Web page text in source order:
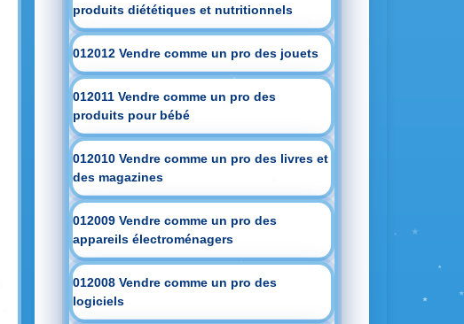
produits diététiques et nutritionnels
012012 Vendre comme un pro des jouets
012011 Vendre comme un pro des
produits pour bébé
012010 Vendre comme un pro des livres et
des magazines
012009 Vendre comme un pro des
appareils électroménagers
012008 Vendre comme un pro des
logiciels